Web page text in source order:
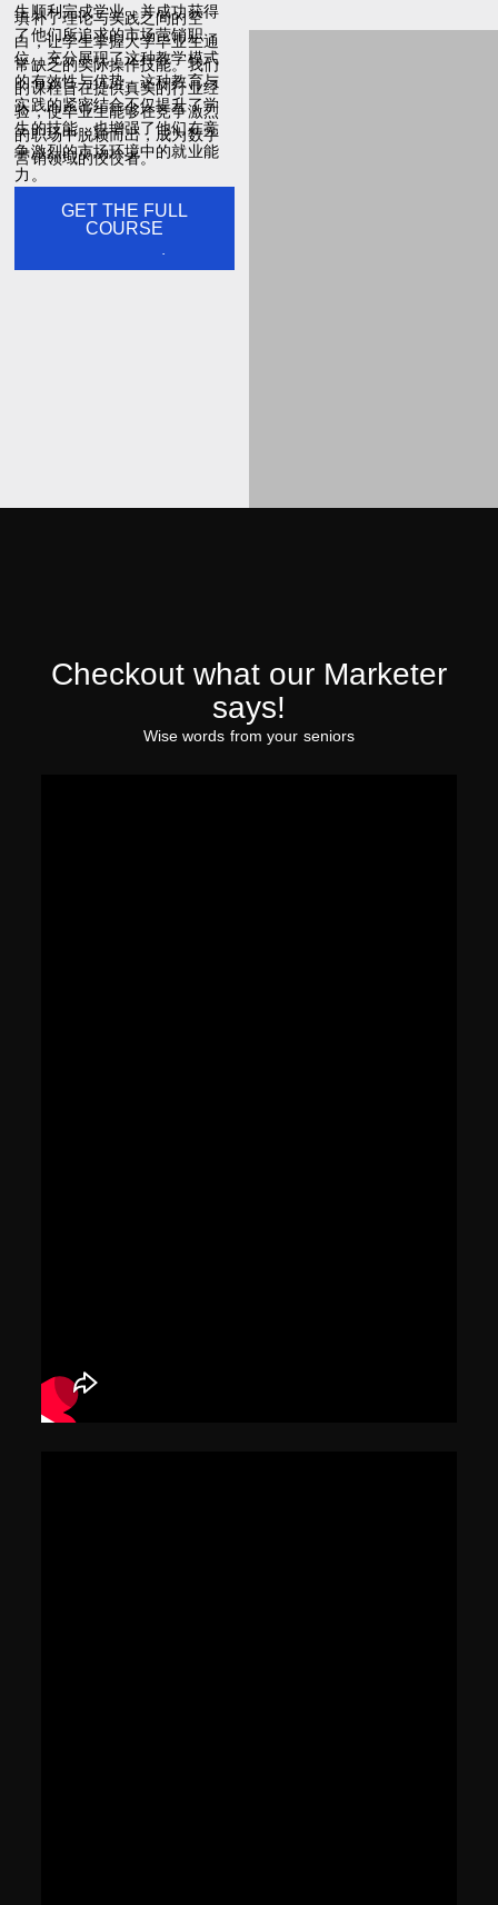
生顺利完成学业，并成功获得
了他们所追求的市场营销职
位，充分展现了这种教学模式
的有效性与优势。这种教育与
实践的紧密结合不仅提升了学
生的技能，也增强了他们在竞
争激烈的市场环境中的就业能
力。
EARLY BIRD (RM
填补了理论与实践之间的空
白，让学生掌握大学毕业生通
常缺乏的实际操作技能。我们
的课程旨在提供真实的行业经
验，使毕业生能够在竞争激烈
的职场中脱颖而出，成为数字
营销领域的佼佼者。
GET THE FULL
COURSE
Checkout what our Marketer
says!
Wise words from your seniors